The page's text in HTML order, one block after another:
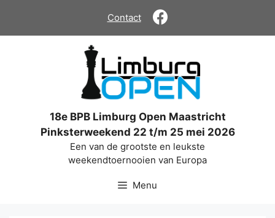
de
Contact
18e BPB Limburg Open Maastricht
Pinksterweekend 22 t/m 25 mei 2026
Een van de grootste en leukste
weekendtoernooien van Europa
Menu